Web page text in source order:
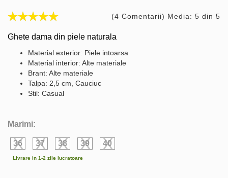
(4 Comentarii) Media: 5 din 5
Ghete dama din piele naturala
Material exterior: Piele intoarsa
Material interior: Alte materiale
Brant: Alte materiale
Talpa: 2,5 cm, Cauciuc
Stil: Casual
Marimi:
36 37 38 39 40
Livrare in 1-2 zile lucratoare